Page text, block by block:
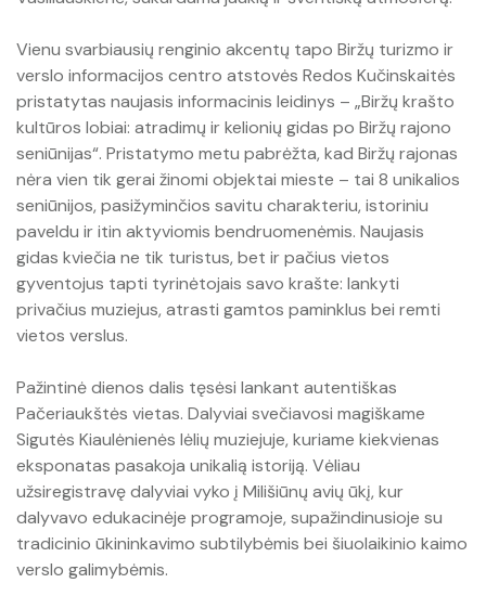
Vienu svarbiausių renginio akcentų tapo Biržų turizmo ir
verslo informacijos centro atstovės Redos Kučinskaitės
pristatytas naujasis informacinis leidinys – „Biržų krašto
kultūros lobiai: atradimų ir kelionių gidas po Biržų rajono
seniūnijas“. Pristatymo metu pabrėžta, kad Biržų rajonas
nėra vien tik gerai žinomi objektai mieste – tai 8 unikalios
seniūnijos, pasižyminčios savitu charakteriu, istoriniu
paveldu ir itin aktyviomis bendruomenėmis. Naujasis
gidas kviečia ne tik turistus, bet ir pačius vietos
gyventojus tapti tyrinėtojais savo krašte: lankyti
privačius muziejus, atrasti gamtos paminklus bei remti
vietos verslus.
Pažintinė dienos dalis tęsėsi lankant autentiškas
Pačeriaukštės vietas. Dalyviai svečiavosi magiškame
Sigutės Kiaulėnienės lėlių muziejuje, kuriame kiekvienas
eksponatas pasakoja unikalią istoriją. Vėliau
užsiregistravę dalyviai vyko į Milišiūnų avių ūkį, kur
dalyvavo edukacinėje programoje, supažindinusioje su
tradicinio ūkininkavimo subtilybėmis bei šiuolaikinio kaimo
verslo galimybėmis.